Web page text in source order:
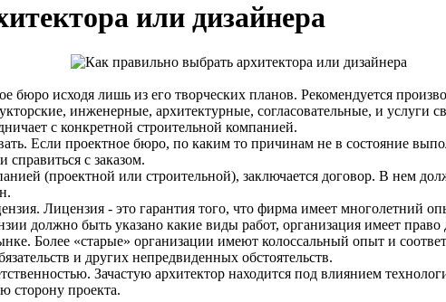
или дизайнера
бюро исходя лишь из его творческих планов. Рекомендуется
инженерные, архитектурные, согласовательные, и услуги
с конкретной строительной компанией.
Если проектное бюро, по каким то причинам не в состояние
справиться с заказом.
(проектной или строительной), заключается договор. В нем
Лицензия - это гарантия того, что фирма имеет многолетний
должно быть указано какие виды работ, организация имеет право
Более «старые» организации имеют колоссальный опыт и
и других непредвиденных обстоятельств.
Зачастую архитектор находится под влиянием
сторону проекта.